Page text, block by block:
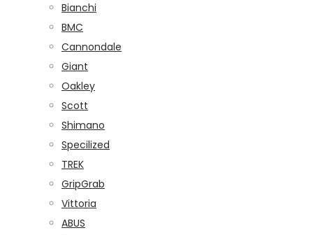
Bianchi
BMC
Cannondale
Giant
Oakley
Scott
Shimano
Specilized
TREK
GripGrab
Vittoria
ABUS